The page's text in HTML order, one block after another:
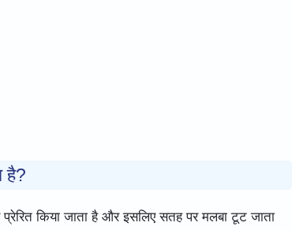
है?
किया जाता है और इसलिए सतह पर मलबा टूट जाता